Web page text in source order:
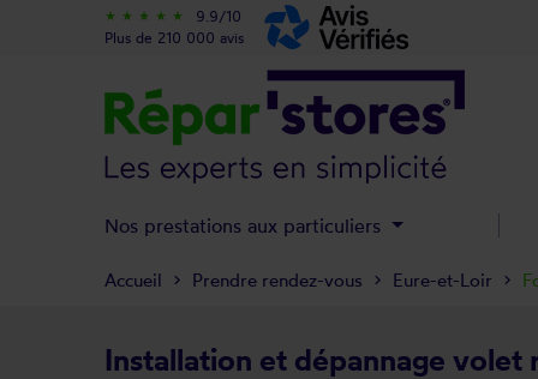
Installation et dépannage volet
Accueil Prendre rendez-vous Eure-et-Loir
star_rate star_rate star_rate star_rate star_rate
9.9/10
Plus de 210 000 avis
Nos prestations aux particuliers